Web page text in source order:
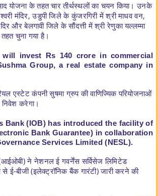
योजना के तहत चार तीर्थस्थलों का चयन किया। उनके
मंदिर, उडुपी जिले के कुंजरगिरी में श्री माधव वन,
और बेलगावी जिले के सौंदत्ती में श्री रेणुका यल्लम्मा
चुना गया है।
will invest Rs 140 crore in commercial
Group, a real estate company in
एस्टेट कंपनी सुषमा ग्रुप की वाणिज्यिक परियोजनाओं
करेगा।
Bank (IOB) has introduced the facility of
Bank Guarantee) in collaboration
Services Limited (NESL).
ने नेशनल ई गवर्नेंस सर्विसेज लिमिटेड
ई-बीजी (इलेक्ट्रॉनिक बैंक गारंटी) जारी करने की